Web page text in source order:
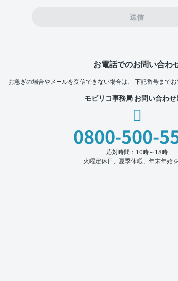
送信
お電話でのお問い合わ
お急ぎの場合やメールを受信できない場合は、 下記番号までお
モビリコ事務局 お問い合わせ
0800-500-
応対時間：10時～18時
火曜定休日、夏季休暇、年末年始